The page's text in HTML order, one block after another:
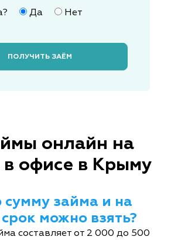
Да Нет
ПОЛУЧИТЬ ЗАЁМ
онлайн на
в офисе в Крыму
займа и на
можно взять?
составляет от 2 000 до 500